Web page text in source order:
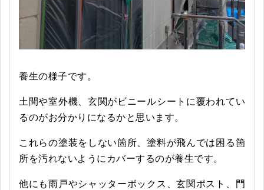
養生の様子です。
土間や室外機、玄関がビニールシートに覆われてい
るのがお分かりになるかと思います。
これらの塗装をしない箇所、塗料が飛んでは困る箇
所を汚れないようにカバーするのが養生です。
他にも雨戸やシャッターボックス、玄関ポスト、門